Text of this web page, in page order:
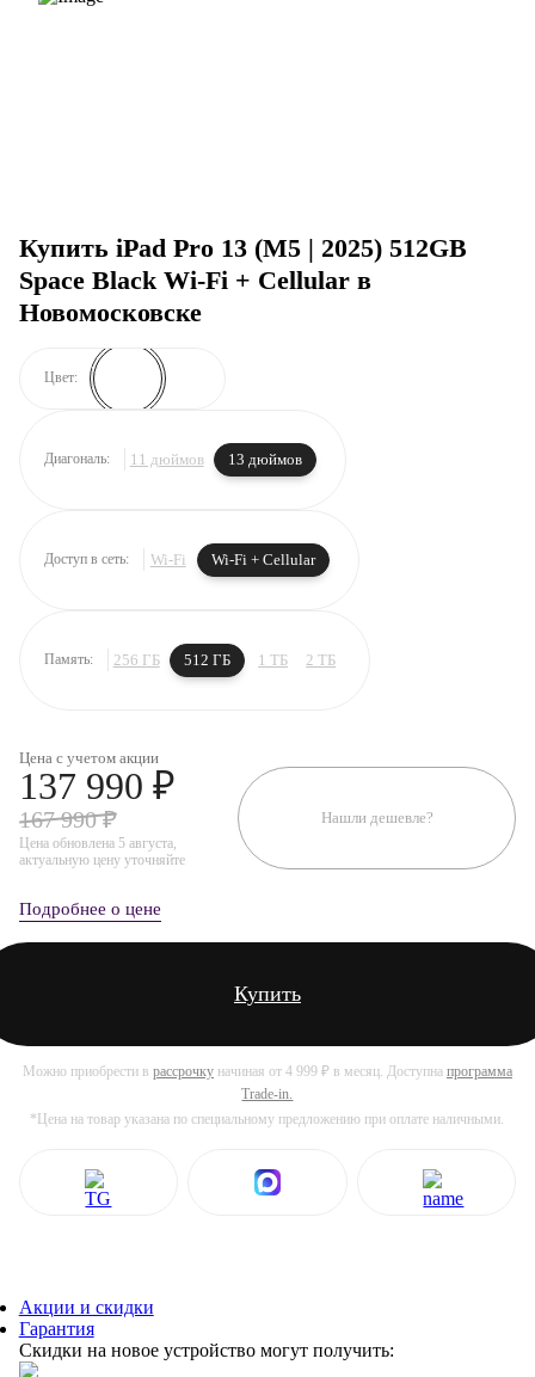
Купить iPad Pro 13 (M5 | 2025) 512GB
Space Black Wi-Fi + Cellular в
Новомосковске
Цвет:
Диагональ: 11 дюймов 13 дюймов
Доступ в сеть: Wi-Fi Wi-Fi + Cellular
Память: 256 ГБ 512 ГБ 1 ТБ 2 ТБ
Цена с учетом акции
137 990 ₽
167 990 ₽
Цена обновлена 5 августа,
актуальную цену уточняйте
Нашли дешевле?
Подробнее о цене
Купить
Можно приобрести в рассрочкуначиная от 4 999 ₽ в месяц. Доступна программа
Trade-in.
*Цена на товар указана по специальному предложению при оплате наличными.
Акции и скидки
Гарантия
Скидки на новое устройство могут получить: